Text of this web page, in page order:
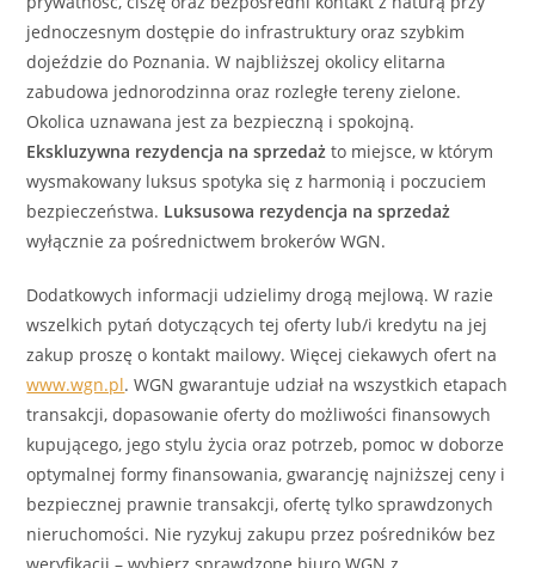
jednoczesnym dostępie do infrastruktury oraz szybkim
dojeździe do Poznania. W najbliższej okolicy elitarna
zabudowa jednorodzinna oraz rozległe tereny zielone.
Okolica uznawana jest za bezpieczną i spokojną.
Ekskluzywna rezydencja na sprzedaż to miejsce, w którym
wysmakowany luksus spotyka się z harmonią i poczuciem
bezpieczeństwa. Luksusowa rezydencja na sprzedaż
wyłącznie za pośrednictwem brokerów WGN.
Dodatkowych informacji udzielimy drogą mejlową. W razie
wszelkich pytań dotyczących tej oferty lub/i kredytu na jej
zakup proszę o kontakt mailowy. Więcej ciekawych ofert na
www.wgn.pl. WGN gwarantuje udział na wszystkich etapach
transakcji, dopasowanie oferty do możliwości finansowych
kupującego, jego stylu życia oraz potrzeb, pomoc w doborze
optymalnej formy finansowania, gwarancję najniższej ceny i
bezpiecznej prawnie transakcji, ofertę tylko sprawdzonych
nieruchomości. Nie ryzykuj zakupu przez pośredników bez